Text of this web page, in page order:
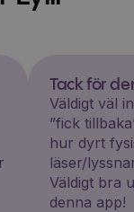
Tack för
Väldigt väl
”fick
hur dyrt
läser/
Väldigt bra
denna app!